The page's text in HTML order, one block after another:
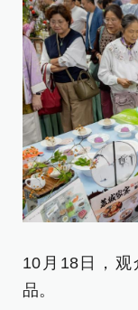
10月18日，
品。